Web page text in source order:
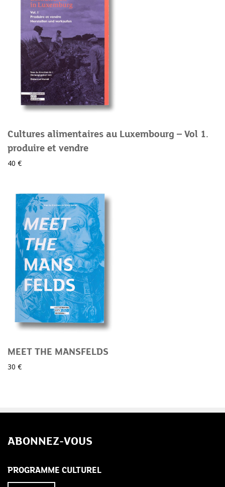
Cultures alimentaires au Luxembourg – Vol 1.
produire et vendre
40 €
MEET THE MANSFELDS
30 €
ABONNEZ-VOUS
PROGRAMME CULTUREL